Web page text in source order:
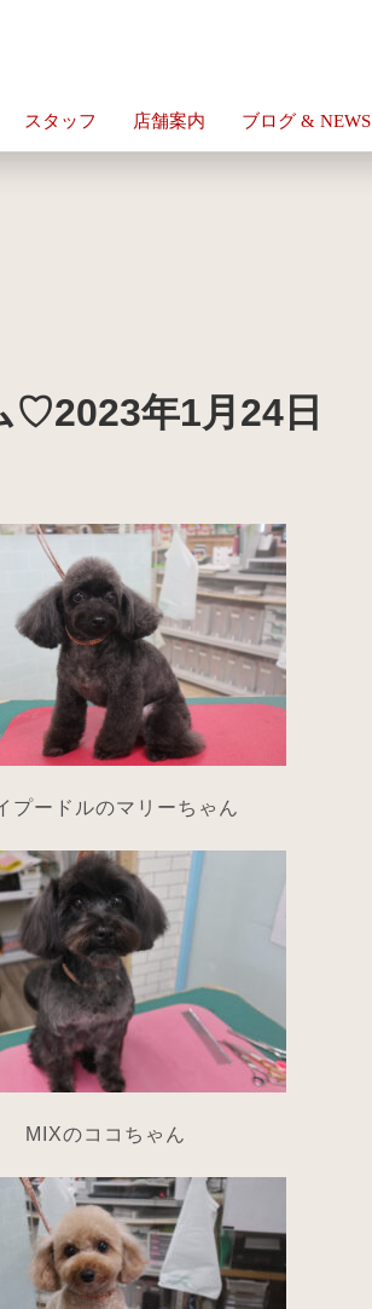
スタッフ 店舗案内 ブログ & NEWS
♡2023年1月24日
プードルのマリーちゃん
MIXのココちゃん